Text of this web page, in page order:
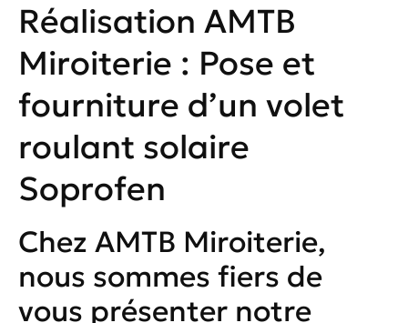
Réalisation AMTB
Miroiterie : Pose et
fourniture d’un volet
roulant solaire
Soprofen
Chez AMTB Miroiterie,
nous sommes fiers de
vous présenter notre